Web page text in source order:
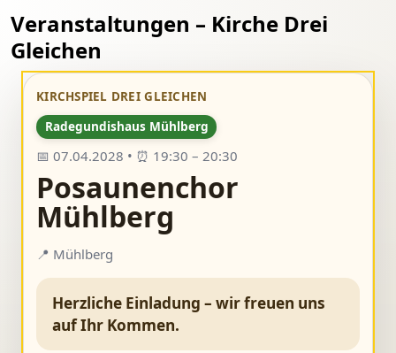
Veranstaltungen – Kirche Drei
Gleichen
KIRCHSPIEL DREI GLEICHEN
Radegundishaus Mühlberg
📅 07.04.2028 • ⏰ 19:30 – 20:30
Posaunenchor
Mühlberg
📍 Mühlberg
Herzliche Einladung – wir freuen uns
auf Ihr Kommen.